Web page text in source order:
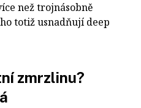
než trojnásobně
totiž usnadňují deep
zmrzlinu?